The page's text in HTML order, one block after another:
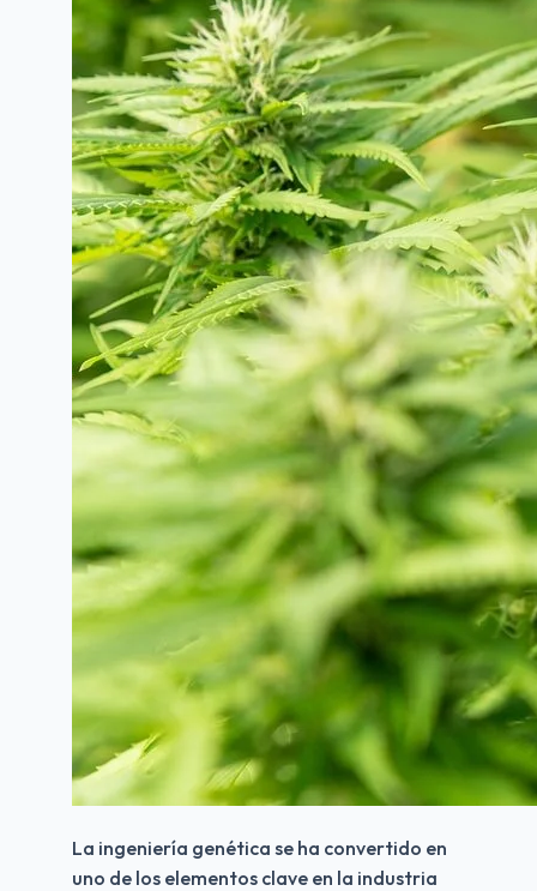
La ingeniería genética se ha convertido en
uno de los elementos clave en la industria